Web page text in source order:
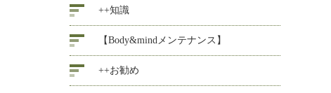
++知識
【Body&mindメンテナンス】
++お勧め